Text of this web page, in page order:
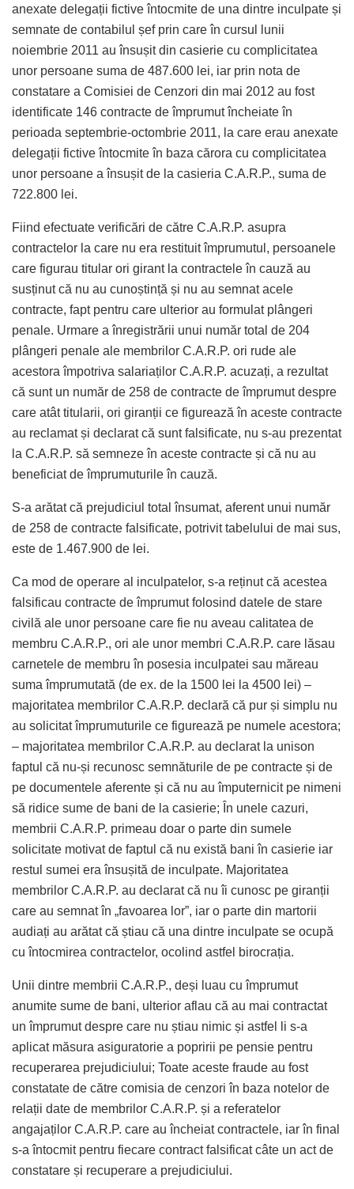
anexate delegații fictive întocmite de una dintre inculpate și
semnate de contabilul șef prin care în cursul lunii
noiembrie 2011 au însușit din casierie cu complicitatea
unor persoane suma de 487.600 lei, iar prin nota de
constatare a Comisiei de Cenzori din mai 2012 au fost
identificate 146 contracte de împrumut încheiate în
perioada septembrie-octombrie 2011, la care erau anexate
delegații fictive întocmite în baza cărora cu complicitatea
unor persoane a însușit de la casieria C.A.R.P., suma de
722.800 lei.
Fiind efectuate verificări de către C.A.R.P. asupra
contractelor la care nu era restituit împrumutul, persoanele
care figurau titular ori girant la contractele în cauză au
susținut că nu au cunoștință și nu au semnat acele
contracte, fapt pentru care ulterior au formulat plângeri
penale. Urmare a înregistrării unui număr total de 204
plângeri penale ale membrilor C.A.R.P. ori rude ale
acestora împotriva salariaților C.A.R.P. acuzați, a rezultat
că sunt un număr de 258 de contracte de împrumut despre
care atât titularii, ori giranții ce figurează în aceste contracte
au reclamat și declarat că sunt falsificate, nu s-au prezentat
la C.A.R.P. să semneze în aceste contracte și că nu au
beneficiat de împrumuturile în cauză.
S-a arătat că prejudiciul total însumat, aferent unui număr
de 258 de contracte falsificate, potrivit tabelului de mai sus,
este de 1.467.900 de lei.
Ca mod de operare al inculpatelor, s-a reținut că acestea
falsificau contracte de împrumut folosind datele de stare
civilă ale unor persoane care fie nu aveau calitatea de
membru C.A.R.P., ori ale unor membri C.A.R.P. care lăsau
carnetele de membru în posesia inculpatei sau măreau
suma împrumutată (de ex. de la 1500 lei la 4500 lei) –
majoritatea membrilor C.A.R.P. declară că pur și simplu nu
au solicitat împrumuturile ce figurează pe numele acestora;
– majoritatea membrilor C.A.R.P. au declarat la unison
faptul că nu-și recunosc semnăturile de pe contracte și de
pe documentele aferente și că nu au împuternicit pe nimeni
să ridice sume de bani de la casierie; În unele cazuri,
membrii C.A.R.P. primeau doar o parte din sumele
solicitate motivat de faptul că nu există bani în casierie iar
restul sumei era însușită de inculpate. Majoritatea
membrilor C.A.R.P. au declarat că nu îi cunosc pe giranții
care au semnat în „favoarea lor”, iar o parte din martorii
audiați au arătat că știau că una dintre inculpate se ocupă
cu întocmirea contractelor, ocolind astfel birocrația.
Unii dintre membrii C.A.R.P., deși luau cu împrumut
anumite sume de bani, ulterior aflau că au mai contractat
un împrumut despre care nu știau nimic și astfel li s-a
aplicat măsura asiguratorie a popririi pe pensie pentru
recuperarea prejudiciului; Toate aceste fraude au fost
constatate de către comisia de cenzori în baza notelor de
relații date de membrilor C.A.R.P. și a referatelor
angajaților C.A.R.P. care au încheiat contractele, iar în final
s-a întocmit pentru fiecare contract falsificat câte un act de
constatare și recuperare a prejudiciului.